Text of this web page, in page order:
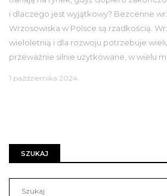
i dlaczego jest wyjątkowy? Bezcenne
Wrzosowiska w Polsce są rzadkością.
wieloletnią i dla rozwoju potrzebuje
przeważnie silnie użytkowane, w wielu
1 października 2024
SZUKAJ